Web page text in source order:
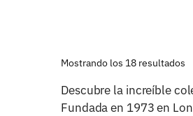
Mostrando los 18 resultados
Descubre la increíble
Fundada en 1973 en